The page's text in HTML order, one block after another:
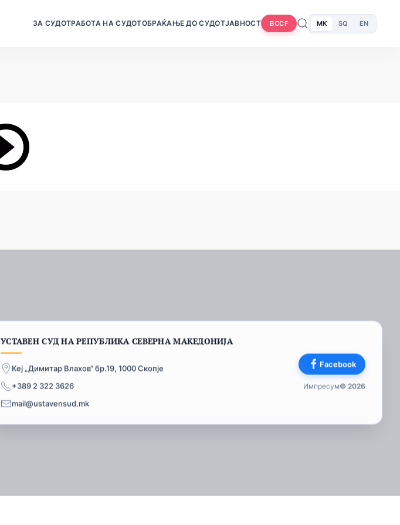
ЗА СУДОТРАБОТА НА СУДОТОБРАЌАЊЕ ДО СУДОТЈАВНОСТ BCCF MK SQ EN
УСТАВЕН СУД НА РЕПУБЛИКА СЕВЕРНА МАКЕДОНИЈА
Кеј „Димитар Влахов“ бр.19, 1000 Скопје
+389 2 322 3626
mail@ustavensud.mk
Facebook
Импресум© 2026